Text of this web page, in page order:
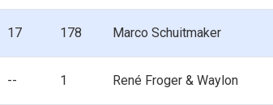
17 178 Marco Schuitmaker
-- 1 René Froger & Waylon